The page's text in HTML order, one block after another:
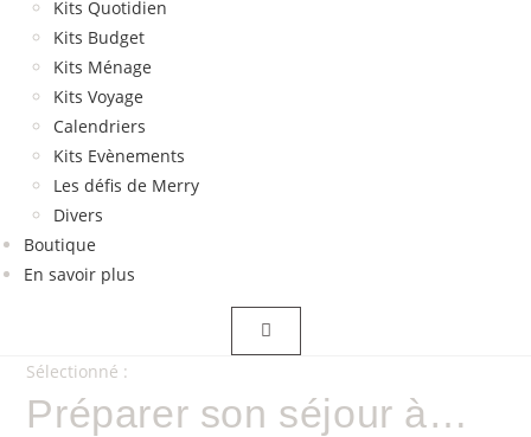
Kits Quotidien
Kits Budget
Kits Ménage
Kits Voyage
Calendriers
Kits Evènements
Les défis de Merry
Divers
Boutique
En savoir plus
Sélectionné :
Préparer son séjour à…